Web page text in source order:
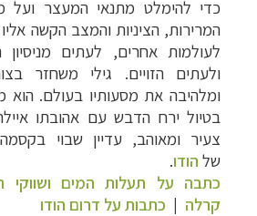
כדי להימלט מתנאי המעצר ועל
המרירות, הציניות והמצב הקשה
לעולמות אחרים, לעתים
ולעתים הזויים. גילי משחזר
ומלהיבה את מסעותיו בעולם.
בטיול ירח הדבש עם אהובתו
צעיר ומאוהב, עדיין שבוי בקסמה
של הודו.
כתבה על תעלות המים ושווקי
קרלה | כתבות על דרום הודו